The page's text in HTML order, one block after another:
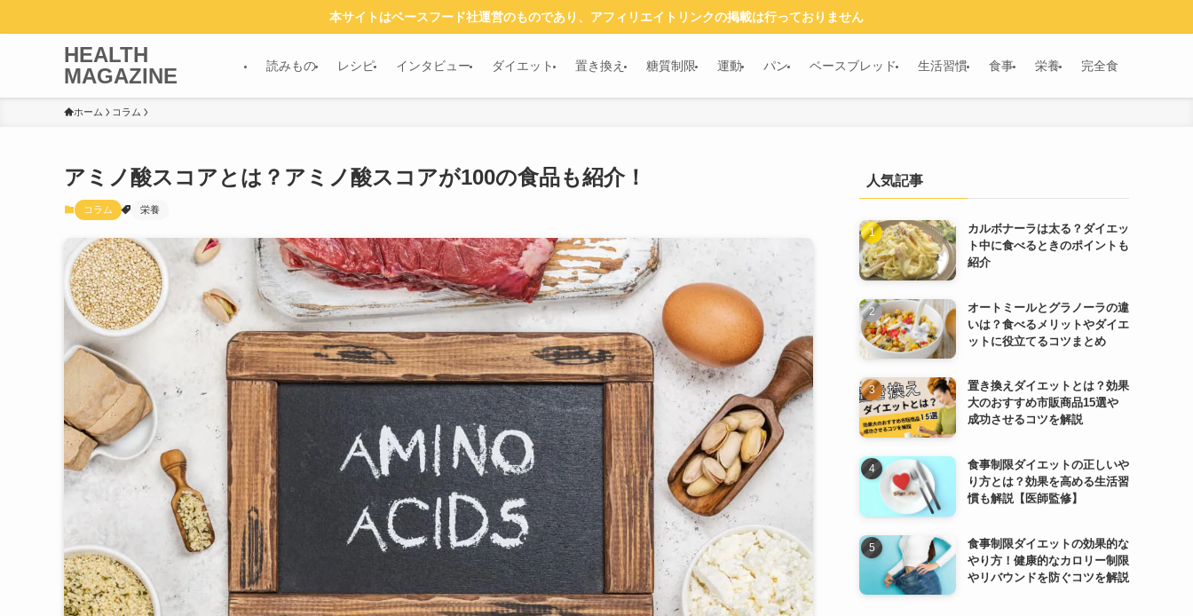
本サイトはベースフード社運営のものであり、アフィリエイトリンクの掲載は行っておりません
HEALTH
MAGAZINE
読みもの レシピ インタビュー ダイエット 置き換え 糖質制限 運動 パン ベースブレッド 生活習慣 食事 栄養 完全食
ホーム コラム
アミノ酸スコアとは？アミノ酸スコアが100の食品も紹介！
コラム 栄養
人気記事
カルボナーラは太る？ダイエッ
ト中に食べるときのポイントも
紹介
オートミールとグラノーラの違
いは？食べるメリットやダイエ
ットに役立てるコツまとめ
置き換えダイエットとは？効果
大のおすすめ市販商品15選や
成功させるコツを解説
食事制限ダイエットの正しいや
り方とは？効果を高める生活習
慣も解説【医師監修】
食事制限ダイエットの効果的な
やり方！健康的なカロリー制限
やリバウンドを防ぐコツを解説